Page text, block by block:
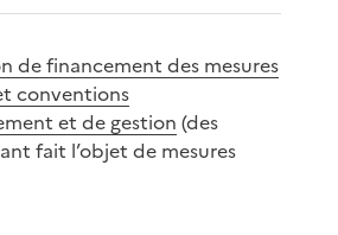
de financement des mesures
conventions
et de gestion (des
fait l’objet de mesures